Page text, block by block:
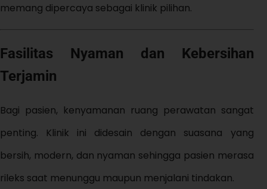
memang dipercaya sebagai klinik pilihan.
Fasilitas Nyaman dan Kebersihan
Terjamin
Bagi pasien, kenyamanan ruang perawatan sangat
penting. Klinik ini didesain dengan suasana yang
bersih, modern, dan nyaman sehingga pasien merasa
rileks saat menunggu maupun menjalani tindakan.